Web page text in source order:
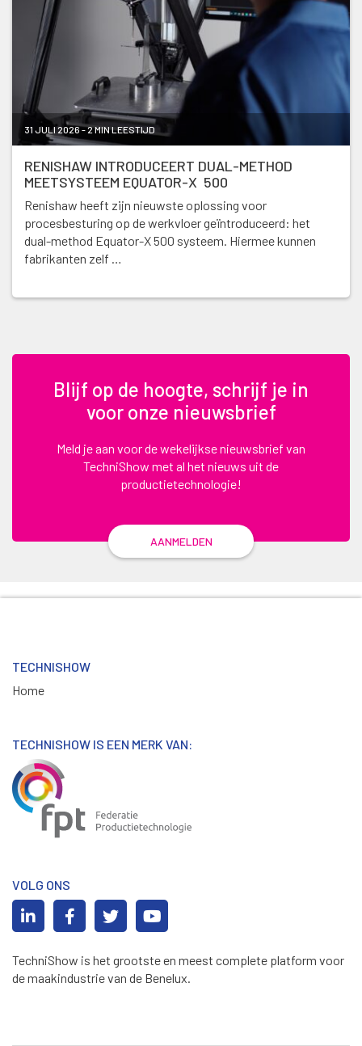
31 JULI 2026 - 2 MIN LEESTIJD
RENISHAW INTRODUCEERT DUAL-METHOD
MEETSYSTEEM EQUATOR-X 500
Renishaw heeft zijn nieuwste oplossing voor
procesbesturing op de werkvloer geïntroduceerd: het
dual-method Equator-X 500 systeem. Hiermee kunnen
fabrikanten zelf …
Blijf op de hoogte, schrijf je in
voor onze nieuwsbrief
Meld je aan voor de wekelijkse nieuwsbrief van
TechniShow met al het nieuws uit de
productietechnologie!
AANMELDEN
TECHNISHOW
Home
TECHNISHOW IS EEN MERK VAN:
VOLG ONS
TechniShow is het grootste en meest complete platform voor
de maakindustrie van de Benelux.